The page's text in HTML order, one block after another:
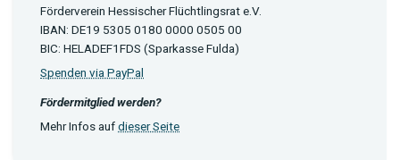
Förderverein Hessischer Flüchtlingsrat e.V.
IBAN: DE19 5305 0180 0000 0505 00
BIC: HELADEF1FDS (Sparkasse Fulda)
Spenden via PayPal
Fördermitglied werden?
Mehr Infos aufdieser Seite